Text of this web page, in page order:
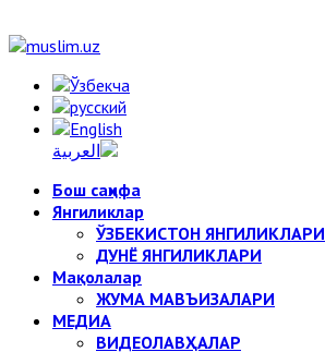
Бош саҳифа
Янгиликлар
ЎЗБЕКИСТОН ЯНГИЛИКЛАРИ
ДУНЁ ЯНГИЛИКЛАРИ
Мақолалар
ЖУМА МАВЪИЗАЛАРИ
МЕДИА
ВИДЕОЛАВҲАЛАР